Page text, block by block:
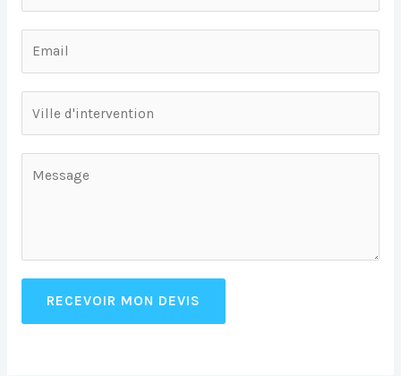
RECEVOIR MON DEVIS